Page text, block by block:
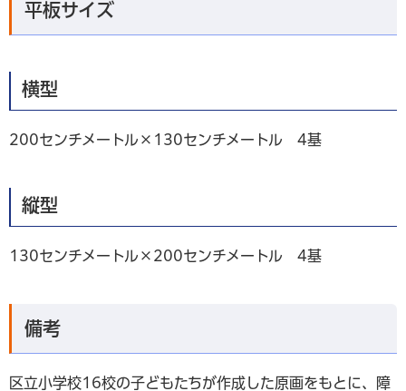
平板サイズ
横型
200センチメートル×130センチメートル 4基
縦型
130センチメートル×200センチメートル 4基
備考
区立小学校16校の子どもたちが作成した原画をもとに、障